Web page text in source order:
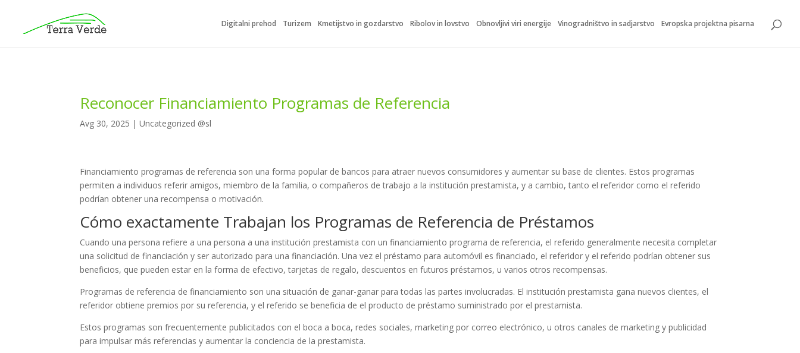
Digitalni prehod Turizem Kmetijstvo in gozdarstvo Ribolov in lovstvo Obnovljivi viri energije Vinogradništvo in sadjarstvo Evropska projektna pisarna
Reconocer Financiamiento Programas de Referencia
Avg 30, 2025 |Uncategorized @sl
Financiamiento programas de referencia son una forma popular de bancos para atraer nuevos consumidores y aumentar su base de clientes. Estos programas
permiten a individuos referir amigos, miembro de la familia, o compañeros de trabajo a la institución prestamista, y a cambio, tanto el referidor como el referido
podrían obtener una recompensa o motivación.
Cómo exactamente Trabajan los Programas de Referencia de Préstamos
Cuando una persona refiere a una persona a una institución prestamista con un financiamiento programa de referencia, el referido generalmente necesita completar
una solicitud de financiación y ser autorizado para una financiación. Una vez el préstamo para automóvil es financiado, el referidor y el referido podrían obtener sus
beneficios, que pueden estar en la forma de efectivo, tarjetas de regalo, descuentos en futuros préstamos, u varios otros recompensas.
Programas de referencia de financiamiento son una situación de ganar-ganar para todas las partes involucradas. El institución prestamista gana nuevos clientes, el
referidor obtiene premios por su referencia, y el referido se beneficia de el producto de préstamo suministrado por el prestamista.
Estos programas son frecuentemente publicitados con el boca a boca, redes sociales, marketing por correo electrónico, u otros canales de marketing y publicidad
para impulsar más referencias y aumentar la conciencia de la prestamista.